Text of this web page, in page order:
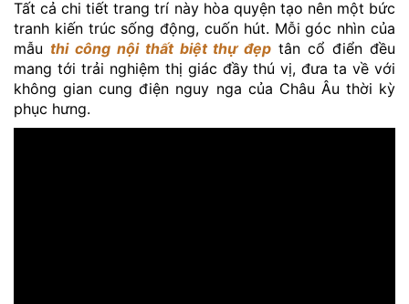
Tất cả chi tiết trang trí này hòa quyện tạo nên một bức
tranh kiến trúc sống động, cuốn hút. Mỗi góc nhìn của
mẫu thi công nội thất biệt thự đẹp tân cổ điển đều
mang tới trải nghiệm thị giác đầy thú vị, đưa ta về với
không gian cung điện nguy nga của Châu Âu thời kỳ
phục hưng.